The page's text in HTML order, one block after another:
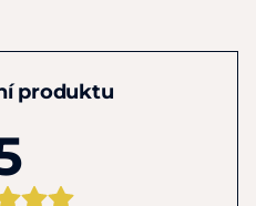
produktu